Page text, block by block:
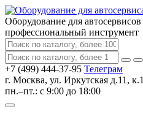
Оборудование для автосервисов
профессиональный инструмент
+7 (499) 444-37-95 Телеграм
г. Москва, ул. Иркутская д.11, к.1
пн.–пт.: с 9:00 до 18:00